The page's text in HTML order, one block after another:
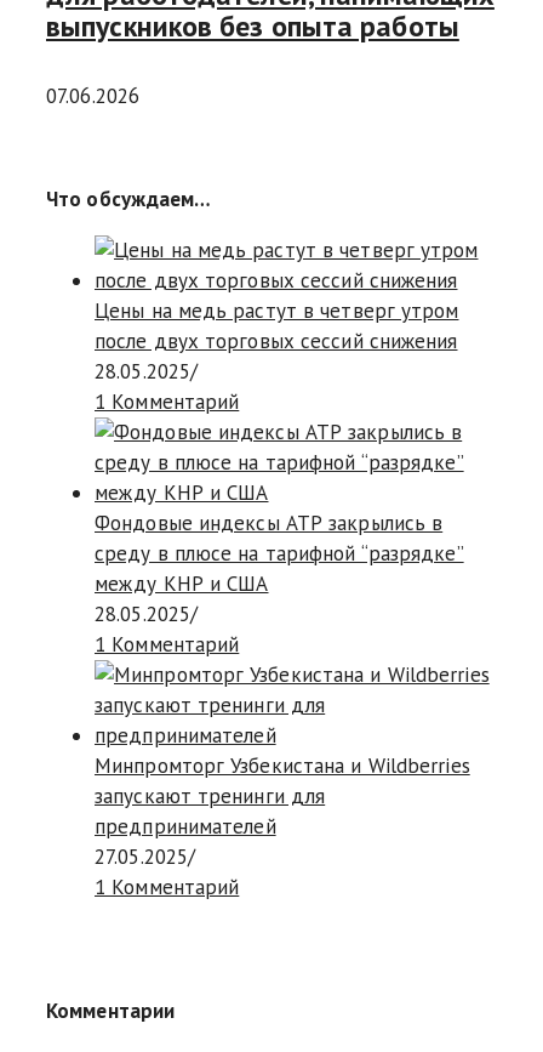
выпускников без опыта работы
07.06.2026
Что обсуждаем…
Цены на медь растут в четверг утром
после двух торговых сессий снижения
28.05.2025/
1 Комментарий
Фондовые индексы АТР закрылись в
среду в плюсе на тарифной “разрядке”
между КНР и США
28.05.2025/
1 Комментарий
Минпромторг Узбекистана и Wildberries
запускают тренинги для
предпринимателей
27.05.2025/
1 Комментарий
Комментарии